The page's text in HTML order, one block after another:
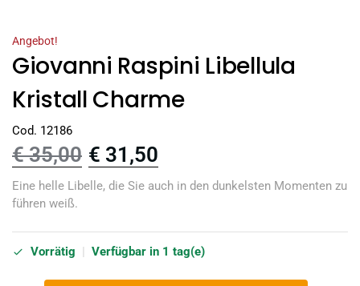
Angebot!
Giovanni Raspini Libellula
Kristall Charme
Cod. 12186
€35,00 € 31,50
Eine helle Libelle, die Sie auch in den dunkelsten Momenten zu
führen weiß.
Vorrätig Verfügbar in 1 tag(e)